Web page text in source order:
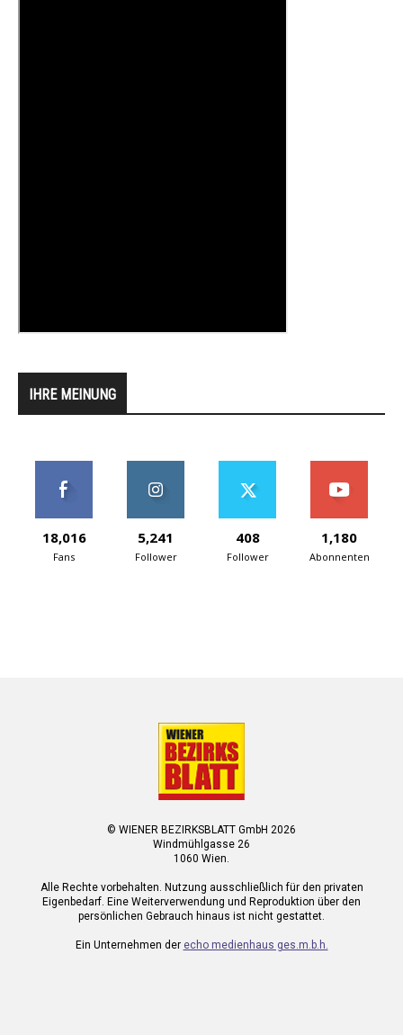
IHRE MEINUNG
18,016
Fans
5,241
Follower
408
Follower
1,180
Abonnenten
© WIENER BEZIRKSBLATT GmbH 2026
Windmühlgasse 26
1060 Wien.
Alle Rechte vorbehalten. Nutzung ausschließlich für den privaten
Eigenbedarf. Eine Weiterverwendung und Reproduktion über den
persönlichen Gebrauch hinaus ist nicht gestattet.
Ein Unternehmen der echo medienhaus ges.m.b.h.